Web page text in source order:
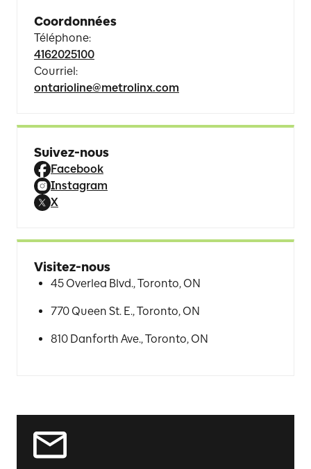
Coordonnées
Téléphone:
4162025100
Courriel:
ontarioline@metrolinx.com
Suivez-nous
Facebook
Instagram
X
Visitez-nous
45 Overlea Blvd., Toronto, ON
770 Queen St. E., Toronto, ON
810 Danforth Ave., Toronto, ON